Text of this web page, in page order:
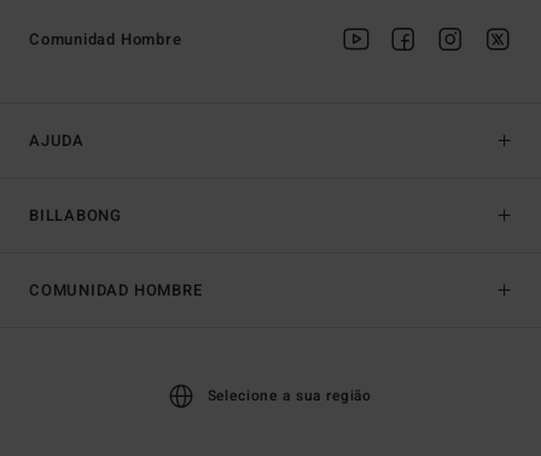
AJUDA
BILLABONG
Comunidad Hombre
COMUNIDAD HOMBRE
Selecione a sua região